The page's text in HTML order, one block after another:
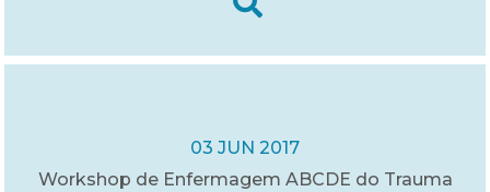
03 JUN 2017
Workshop de Enfermagem ABCDE do Trauma